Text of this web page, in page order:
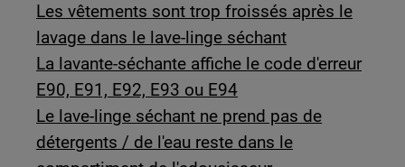
Les vêtements sont trop froissés après le
lavage dans le lave-linge séchant
La lavante-séchante affiche le code d'erreur
E90, E91, E92, E93 ou E94
Le lave-linge séchant ne prend pas de
détergents / de l'eau reste dans le